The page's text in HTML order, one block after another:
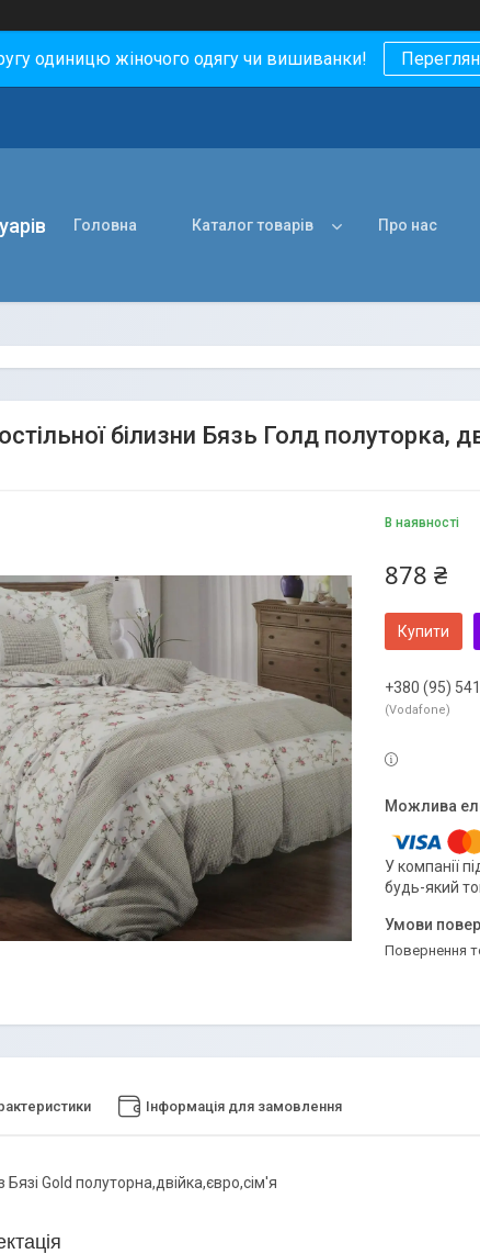
одиницю жіночого одягу чи вишиванки!
Головна Каталог товарів Про нас
білизни Бязь Голд полуторка,
В наявності
878 ₴
Купити
+380 (95)
Vodafone
У компанії
будь-який
повернення
Інформація для замовлення
Бязі Gold полуторна,двійка,євро,сім'я